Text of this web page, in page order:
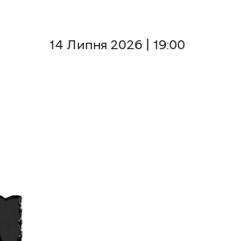
14 Липня 2026 | 19:00